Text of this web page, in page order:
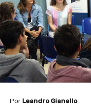
Por Leandro Gianello